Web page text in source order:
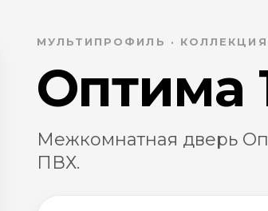
МУЛЬТИПРОФИЛЬ ·
Оптима
Межкомнатная дверь
ПВХ.